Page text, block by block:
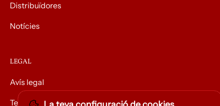
Distribuïdores
Notícies
LEGAL
Avís legal
Termes i condicions